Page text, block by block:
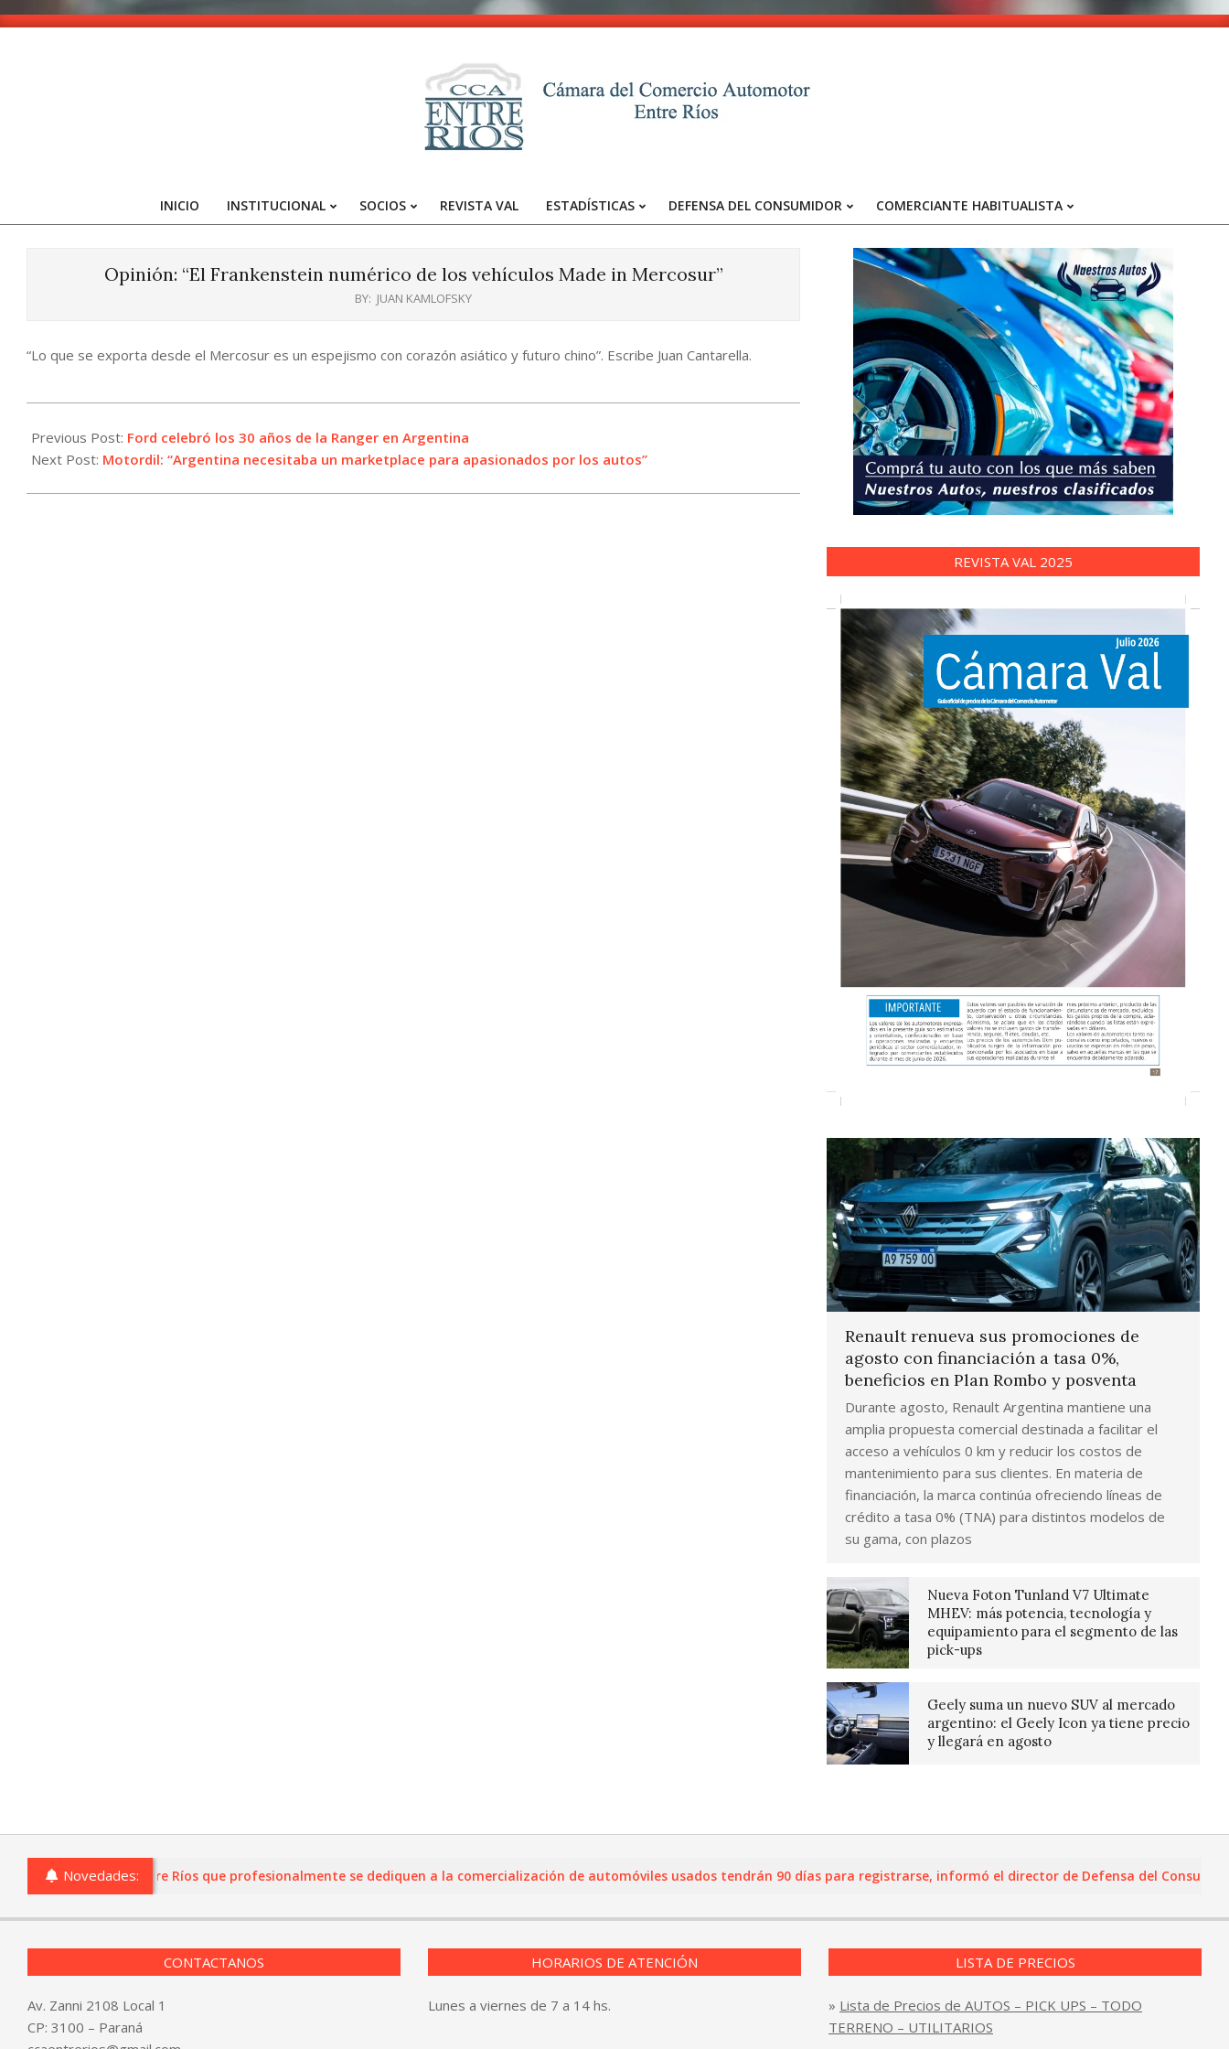
Skip
-
Entre
Primary
INICIO INSTITUCIONAL SOCIOS REVISTA VAL ESTADÍSTICAS DEFENSA DEL CONSUMIDOR COMERCIANTE HABITUALISTA
Opinión: “El Frankenstein numérico de los vehículos Made in Mercosur”
BY: JUAN KAMLOFSKY
“Lo que se exporta desde el Mercosur es un espejismo con corazón asiático y futuro chino”. Escribe Juan Cantarella.
07-
30
Previous Post: Ford celebró los 30 años de la Ranger en Argentina
Next Post: Motordil: “Argentina necesitaba un marketplace para apasionados por los autos”
REVISTA VAL 2025
Renault renueva sus promociones de
agosto con financiación a tasa 0%,
beneficios en Plan Rombo y posventa
Durante agosto, Renault Argentina mantiene una
amplia propuesta comercial destinada a facilitar el
acceso a vehículos 0 km y reducir los costos de
mantenimiento para sus clientes. En materia de
financiación, la marca continúa ofreciendo líneas de
crédito a tasa 0% (TNA) para distintos modelos de
su gama, con plazos
Nueva Foton Tunland V7 Ultimate
MHEV: más potencia, tecnología y
equipamiento para el segmento de las
pick-ups
Geely suma un nuevo SUV al mercado
argentino: el Geely Icon ya tiene precio
y llegará en agosto
Novedades:
o comercios de Entre Ríos que profesionalmente se dediquen a la comercialización de automóviles usados tendrán 90 días para registrarse, informó el director de Defensa del Consumidor
CONTACTANOS
Av. Zanni 2108 Local 1
CP: 3100 – Paraná
HORARIOS DE ATENCIÓN
Lunes a viernes de 7 a 14 hs.
LISTA DE PRECIOS
» Lista de Precios de AUTOS – PICK UPS – TODO
TERRENO – UTILITARIOS